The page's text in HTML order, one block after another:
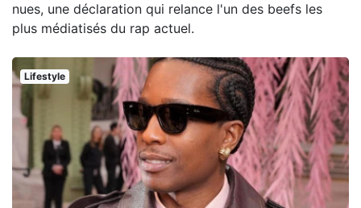
nues, une déclaration qui relance l'un des beefs les
plus médiatisés du rap actuel.
Lifestyle